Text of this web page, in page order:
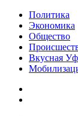
Политика
Экономика
Общество
Вкусная